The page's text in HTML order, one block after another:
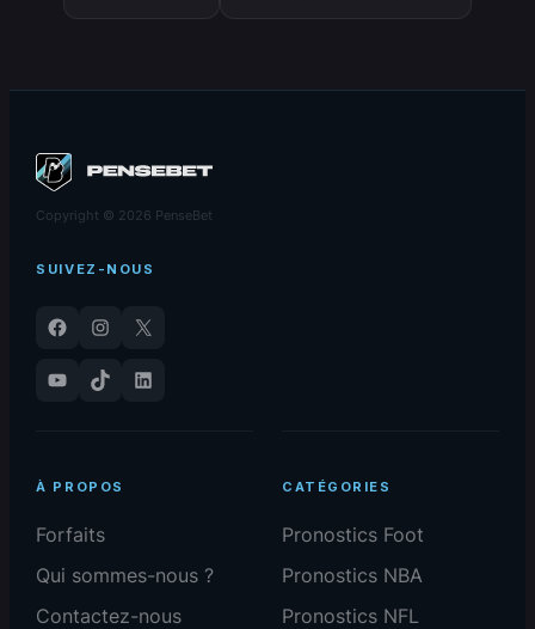
Copyright © 2026 PenseBet
SUIVEZ-NOUS
Facebook Instagram
X
YouTube
TikTok LinkedIn
À PROPOS
Forfaits
Qui sommes-nous ?
Contactez-nous
CATÉGORIES
Pronostics Foot
Pronostics NBA
Pronostics NFL